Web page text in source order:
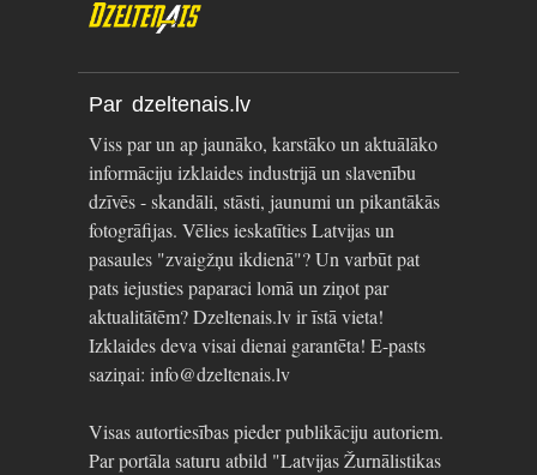
Par dzeltenais.lv
Viss par un ap jaunāko, karstāko un aktuālāko
informāciju izklaides industrijā un slavenību
dzīvēs - skandāli, stāsti, jaunumi un pikantākās
fotogrāfijas. Vēlies ieskatīties Latvijas un
pasaules "zvaigžņu ikdienā"? Un varbūt pat
pats iejusties paparaci lomā un ziņot par
aktualitātēm? Dzeltenais.lv ir īstā vieta!
Izklaides deva visai dienai garantēta! E-pasts
saziņai: info@dzeltenais.lv
Visas autortiesības pieder publikāciju autoriem.
Par portāla saturu atbild "Latvijas Žurnālistikas